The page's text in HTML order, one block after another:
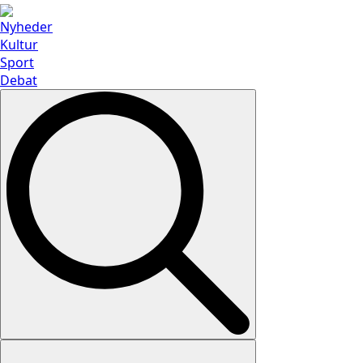
Nyheder
Kultur
Sport
Debat
Search